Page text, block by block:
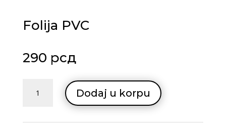
Folija PVC
290 рсд
Dodaj u korpu